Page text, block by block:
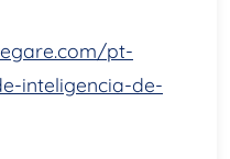
pt-
inteligencia-de-